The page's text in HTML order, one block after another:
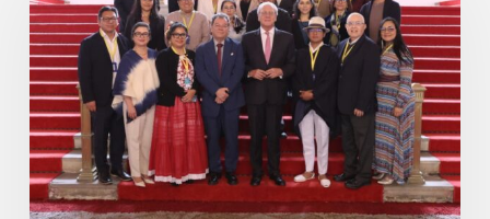
foro
regional
sobre
lenguas
indígenas
y
cooperación
intercultural
en